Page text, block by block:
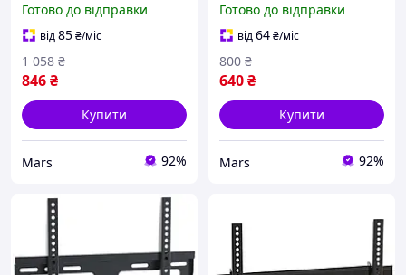
Готово до відправки
від85₴/міс
846₴
1 058 ₴
Купити
Mars 92%
mars
Готово до відправки
від64₴/міс
640₴
800 ₴
Купити
Mars 92%